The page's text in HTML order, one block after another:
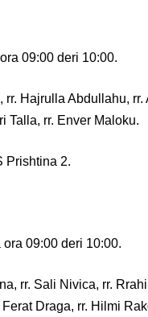
09:00 deri 10:00.
Hajrulla Abdullahu,
Talla, rr. Enver Maloku.
Prishtina 2.
09:00 deri 10:00.
rr. Sali Nivica, rr.
Draga, rr. Hilmi